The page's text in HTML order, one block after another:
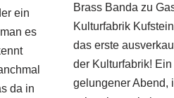
ein
es
da in
Brass Banda zu
Kulturfabrik
das erste
der Kulturfabrik!
gelungener Abend,